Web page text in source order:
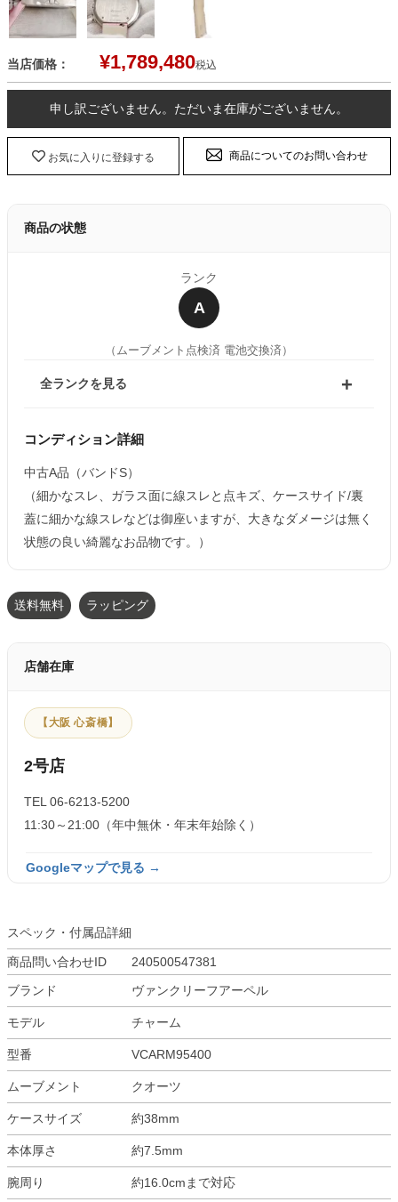
当店価格： ¥1,789,480税込
申し訳ございません。ただいま在庫がございません。
お気に入りに登録する 商品についてのお問い合わせ
商品の状態
ランク
A
（ムーブメント点検済 電池交換済）
全ランクを見る
コンディション詳細
中古A品（バンドS）
（細かなスレ、ガラス面に線スレと点キズ、ケースサイド/裏
蓋に細かな線スレなどは御座いますが、大きなダメージは無く
状態の良い綺麗なお品物です。）
送料無料 ラッピング
店舗在庫
【大阪 心斎橋】
2号店
TEL 06-6213-5200
11:30～21:00（年中無休・年末年始除く）
Googleマップで見る →
スペック・付属品詳細
商品問い合わせID
240500547381
ブランド
ヴァンクリーフアーペル
モデル チャーム
型番 VCARM95400
ムーブメント クオーツ
ケースサイズ 約38mm
本体厚さ 約7.5mm
腕周り 約16.0cmまで対応